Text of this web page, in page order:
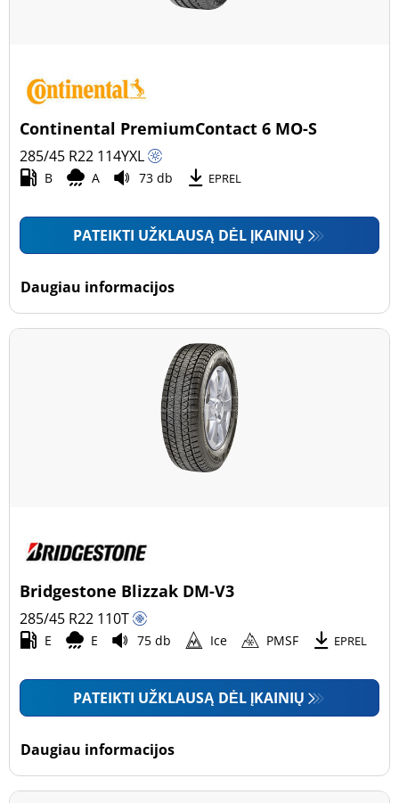
Continental PremiumContact 6 MO-S
285/45 R22 114YXL
B A 73 db EPREL
PATEIKTI UŽKLAUSĄ DĖL ĮKAINIŲ
Daugiau informacijos
Bridgestone Blizzak DM-V3
285/45 R22 110T
E E 75 db Ice PMSF EPREL
PATEIKTI UŽKLAUSĄ DĖL ĮKAINIŲ
Daugiau informacijos